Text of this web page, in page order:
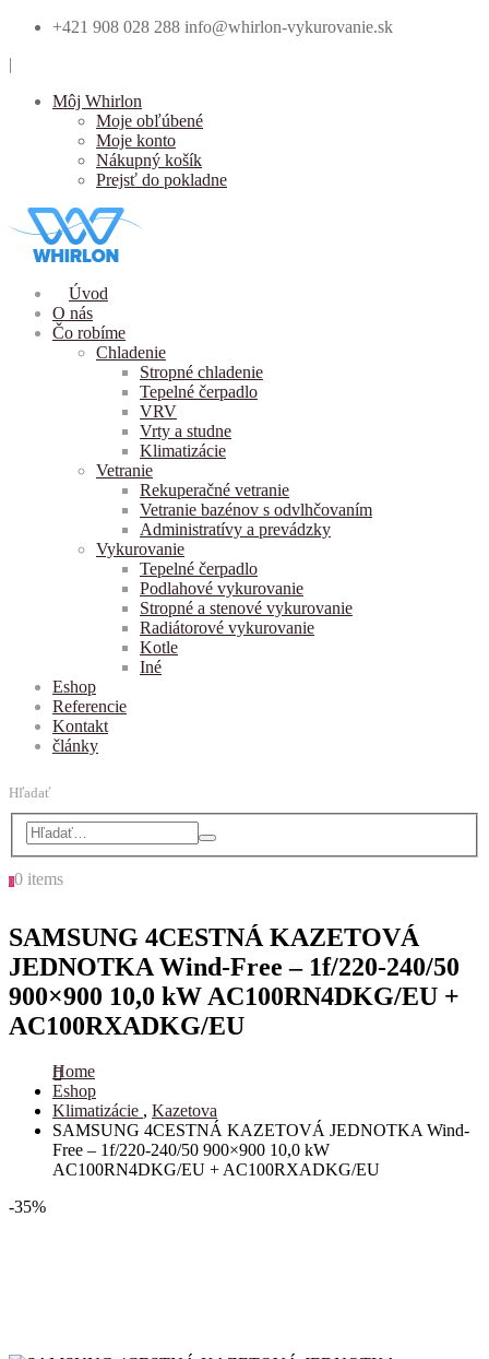
+421 908 028 288 info@whirlon-vykurovanie.sk
|
Môj Whirlon
Moje obľúbené
Moje konto
Nákupný košík
Prejsť do pokladne
Úvod
O nás
Čo robíme
Chladenie
Stropné chladenie
Tepelné čerpadlo
VRV
Vrty a studne
Klimatizácie
Vetranie
Rekuperačné vetranie
Vetranie bazénov s odvlhčovaním
Administratívy a prevádzky
Vykurovanie
Tepelné čerpadlo
Podlahové vykurovanie
Stropné a stenové vykurovanie
Radiátorové vykurovanie
Kotle
Iné
Eshop
Referencie
Kontakt
články
Hľadať
00 items
SAMSUNG 4CESTNÁ KAZETOVÁ
JEDNOTKA Wind-Free – 1f/220-240/50
900×900 10,0 kW AC100RN4DKG/EU +
AC100RXADKG/EU
Home
Eshop
Klimatizácie , Kazetova
SAMSUNG 4CESTNÁ KAZETOVÁ JEDNOTKA Wind-
Free – 1f/220-240/50 900×900 10,0 kW
AC100RN4DKG/EU + AC100RXADKG/EU
-35%